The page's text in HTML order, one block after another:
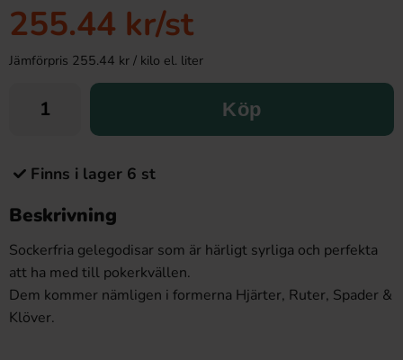
255.44 kr/st
Jämförpris 255.44 kr / kilo el. liter
Köp
Finns i lager 6 st
Beskrivning
Sockerfria gelegodisar som är härligt syrliga och perfekta
att ha med till pokerkvällen.
Dem kommer nämligen i formerna Hjärter, Ruter, Spader &
Klöver.